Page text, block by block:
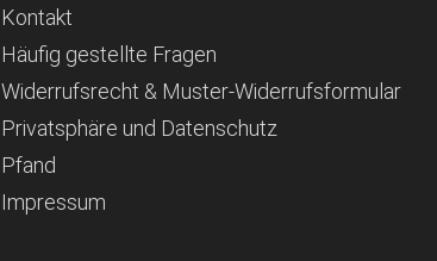
Kontakt
Häufig gestellte Fragen
Widerrufsrecht & Muster-Widerrufsformular
Privatsphäre und Datenschutz
Pfand
Impressum